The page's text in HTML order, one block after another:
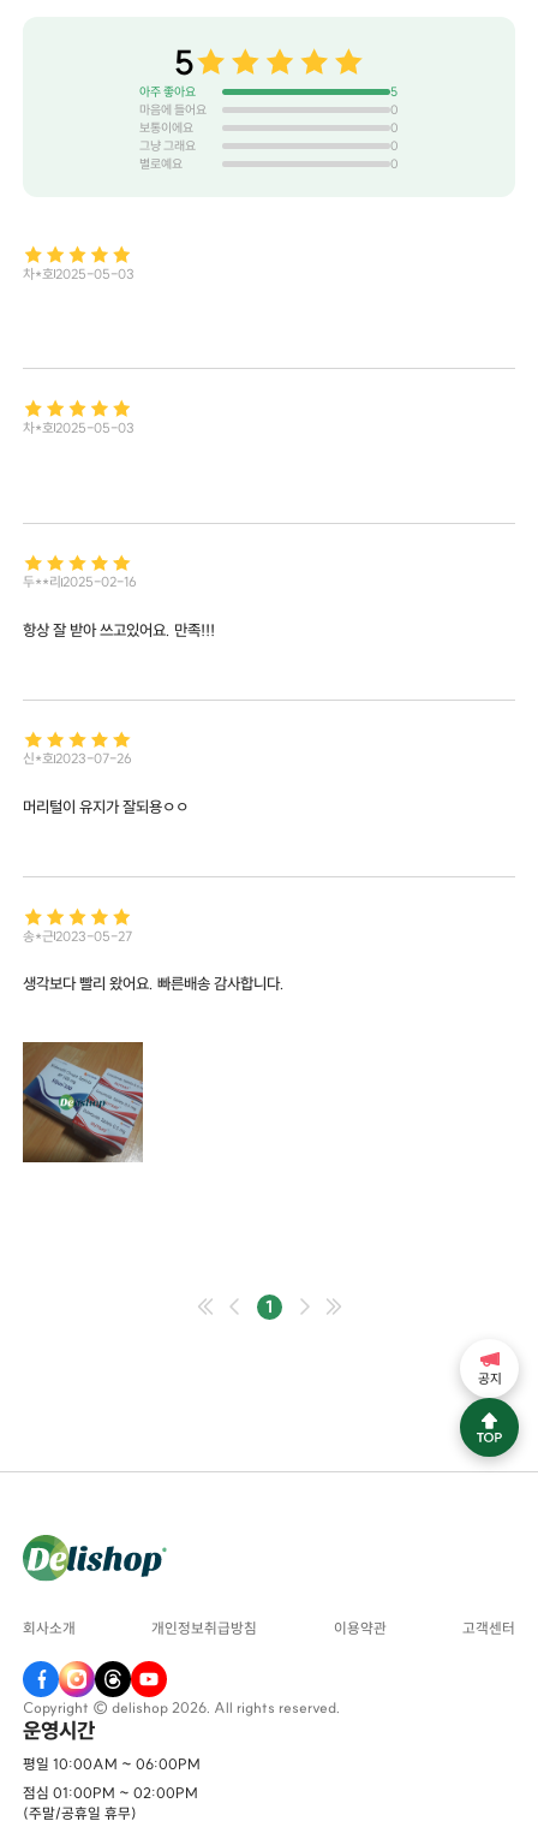
5
아주 좋아요
5
마음에 들어요
0
보통이에요
0
그냥 그래요
0
별로예요
0
차*호2025-05-03
차*호2025-05-03
두**리2025-02-16
항상 잘 받아 쓰고있어요. 만족!!!
신*호2023-07-26
머리털이 유지가 잘되용ㅇㅇ
송*근2023-05-27
생각보다 빨리 왔어요. 빠른배송 감사합니다.
1
회사소개 개인정보취급방침 이용약관 고객센터
Copyright © delishop 2026. All rights reserved.
운영시간
평일 10:00AM ~ 06:00PM
점심 01:00PM ~ 02:00PM
(주말/공휴일 휴무)
공지